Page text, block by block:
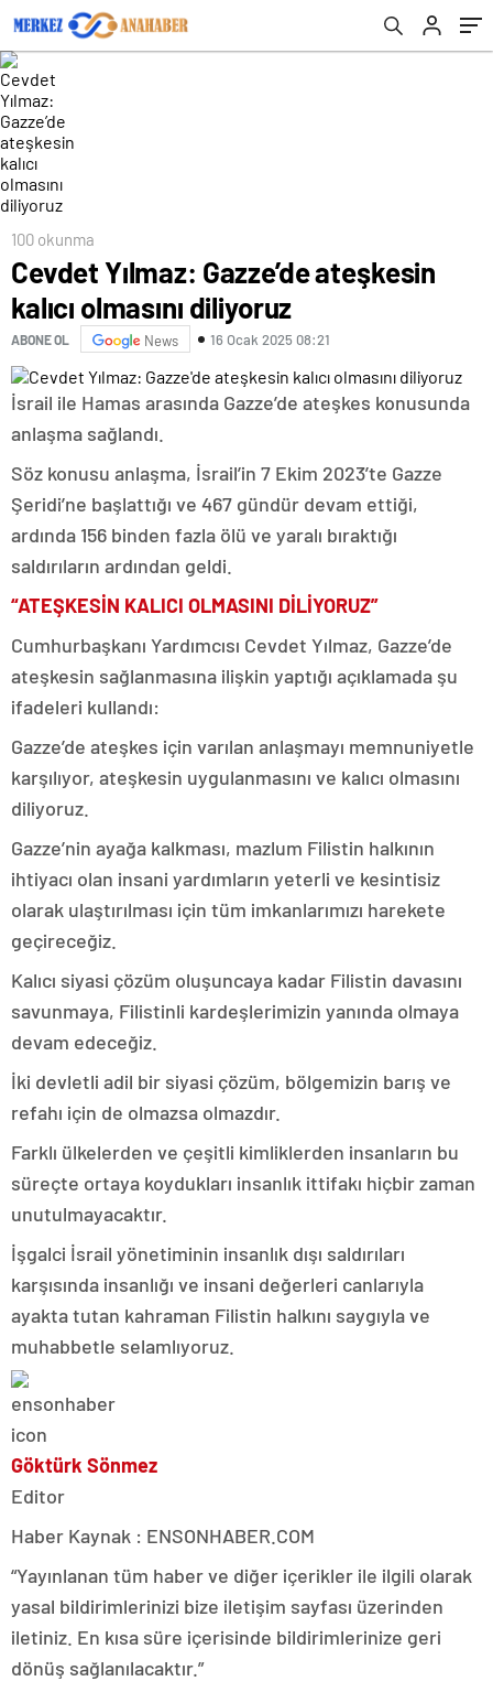
100 okunma
Cevdet Yılmaz: Gazze’de ateşkesin
kalıcı olmasını diliyoruz
ABONE OL News 16 Ocak 2025 08:21
İsrail ile Hamas arasında Gazze’de ateşkes konusunda
anlaşma sağlandı.
Söz konusu anlaşma, İsrail’in 7 Ekim 2023’te Gazze
Şeridi’ne başlattığı ve 467 gündür devam ettiği,
ardında 156 binden fazla ölü ve yaralı bıraktığı
saldırıların ardından geldi.
“ATEŞKESİN KALICI OLMASINI DİLİYORUZ”
Cumhurbaşkanı Yardımcısı Cevdet Yılmaz, Gazze’de
ateşkesin sağlanmasına ilişkin yaptığı açıklamada şu
ifadeleri kullandı:
Gazze’de ateşkes için varılan anlaşmayı memnuniyetle
karşılıyor, ateşkesin uygulanmasını ve kalıcı olmasını
diliyoruz.
Gazze’nin ayağa kalkması, mazlum Filistin halkının
ihtiyacı olan insani yardımların yeterli ve kesintisiz
olarak ulaştırılması için tüm imkanlarımızı harekete
geçireceğiz.
Kalıcı siyasi çözüm oluşuncaya kadar Filistin davasını
savunmaya, Filistinli kardeşlerimizin yanında olmaya
devam edeceğiz.
İki devletli adil bir siyasi çözüm, bölgemizin barış ve
refahı için de olmazsa olmazdır.
Farklı ülkelerden ve çeşitli kimliklerden insanların bu
süreçte ortaya koydukları insanlık ittifakı hiçbir zaman
unutulmayacaktır.
İşgalci İsrail yönetiminin insanlık dışı saldırıları
karşısında insanlığı ve insani değerleri canlarıyla
ayakta tutan kahraman Filistin halkını saygıyla ve
muhabbetle selamlıyoruz.
Göktürk Sönmez
Editor
Haber Kaynak : ENSONHABER.COM
“Yayınlanan tüm haber ve diğer içerikler ile ilgili olarak
yasal bildirimlerinizi bize iletişim sayfası üzerinden
iletiniz. En kısa süre içerisinde bildirimlerinize geri
dönüş sağlanılacaktır.”